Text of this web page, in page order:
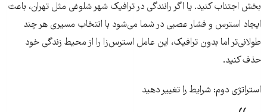
بخش اجتناب کنید. یا اگر رانندگی در ترافیک شهر شلوغی مثل تهران، باعث
ایجاد استرس و فشار عصبی در شما می‌شود با انتخاب مسیری هر چند
طولانی‌تر اما بدون ترافیک، این عامل استرس‌زا را از محیط زندگی خود
حذف کنید.
استراتژی دوم: شرایط را تغییر دهید